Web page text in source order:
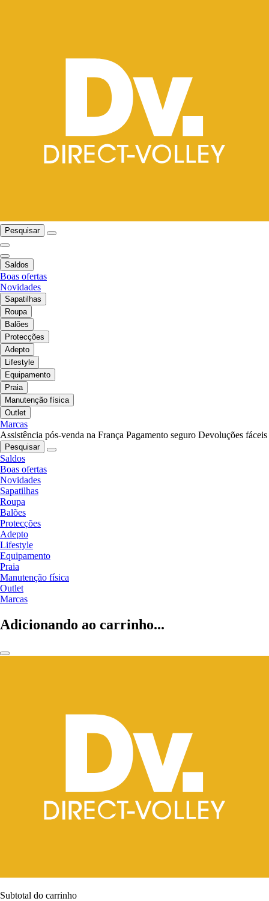
Pesquisar
Saldos
Boas ofertas
Novidades
Sapatilhas
Roupa
Balões
Protecções
Adepto
Lifestyle
Equipamento
Praia
Manutenção física
Outlet
Marcas
Assistência pós-venda na França Pagamento seguro Devoluções fáceis
Pesquisar
Saldos
Boas ofertas
Novidades
Sapatilhas
Roupa
Balões
Protecções
Adepto
Lifestyle
Equipamento
Praia
Manutenção física
Outlet
Marcas
Adicionando ao carrinho...
Subtotal do carrinho